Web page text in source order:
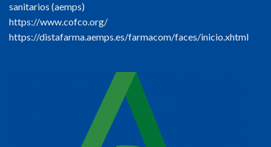
sanitarios (aemps)
https://www.cofco.org/
https://distafarma.aemps.es/farmacom/faces/inicio.xhtml